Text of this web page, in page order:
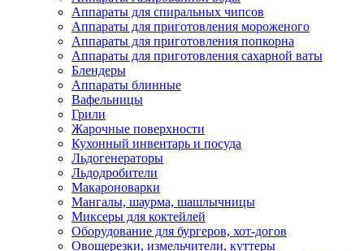
Аппараты для спиральных чипсов
Аппараты для приготовления мороженого
Аппараты для приготовления попкорна
Аппараты для приготовления сахарной ваты
Блендеры
Аппараты блинные
Вафельницы
Грили
Жарочные поверхности
Кухонный инвентарь и посуда
Льдогенераторы
Льдодробители
Макароноварки
Мангалы, шаурма, шашлычницы
Миксеры для коктейлей
Оборудование для бургеров, хот-догов
Овощерезки, измельчители, куттеры